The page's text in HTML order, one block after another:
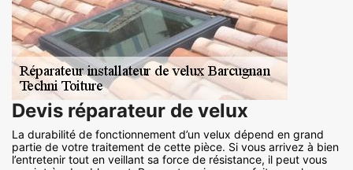
Devis réparateur de velux
La durabilité de fonctionnement d’un velux dépend en grand
partie de votre traitement de cette pièce. Si vous arrivez à bien
l’entretenir tout en veillant sa force de résistance, il peut vous